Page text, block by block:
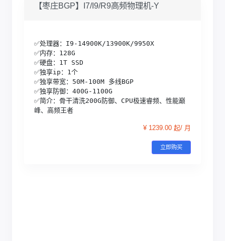
【枣庄BGP】I7/I9/R9高频物理机-Y
✅处理器：I9-14900K/13900K/9950X
✅内存：128G
✅硬盘：1T SSD
✅独享ip：1个
✅独享带宽：50M-100M 多线BGP
✅独享防御：400G-1100G
✅简介：骨干清洗200G防御、CPU极速睿频、性能巅
峰、高频王者
¥ 1239.00 起/ 月
立即购买